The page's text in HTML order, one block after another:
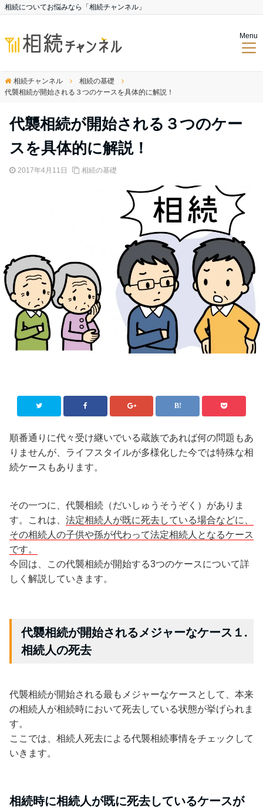
相続についてお悩みなら「相続チャンネル」
Menu
相続チャンネル
相続の基礎
代襲相続が開始される３つのケースを具体的に解説！
代襲相続が開始される３つのケー
スを具体的に解説！
2017年4月11日 相続の基礎
順番通りに代々受け継いでいる蔵族であれば何の問題もあ
りませんが、ライフスタイルが多様化した今では特殊な相
続ケースもあります。
その一つに、代襲相続（だいしゅうそうぞく）がありま
す。これは、 法定相続人が既に死去している場合などに、
その相続人の子供や孫が代わって法定相続人となるケース
です。
今回は、この代襲相続が開始する3つのケースについて詳
しく解説していきます。
代襲相続が開始されるメジャーなケース１.
相続人の死去
代襲相続が開始される最もメジャーなケースとして、本来
の相続人が相続時において死去している状態が挙げられま
す。
ここでは、相続人死去による代襲相続事情をチェックして
いきます。
相続時に相続人が既に死去しているケースが